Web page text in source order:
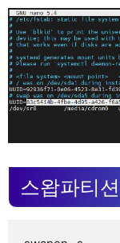
스왑파티